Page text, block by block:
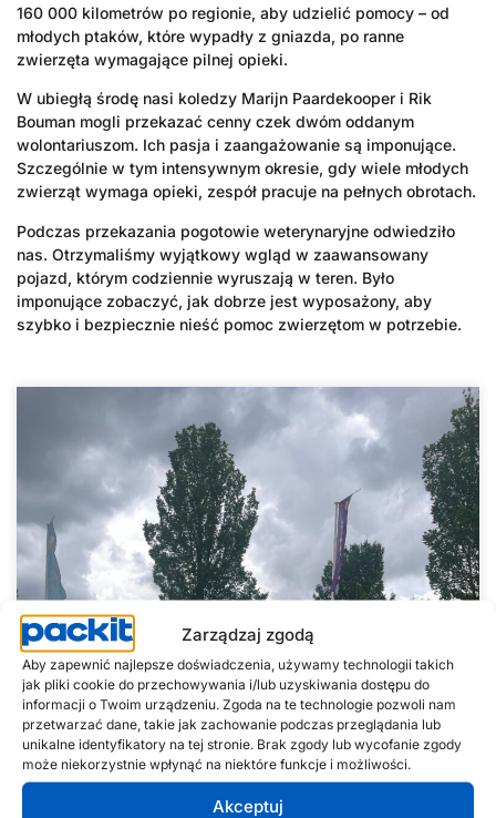
Zarządzaj zgodą
Aby zapewnić najlepsze doświadczenia, używamy technologii takich
jak pliki cookie do przechowywania i/lub uzyskiwania dostępu do
informacji o Twoim urządzeniu. Zgoda na te technologie pozwoli nam
przetwarzać dane, takie jak zachowanie podczas przeglądania lub
unikalne identyfikatory na tej stronie. Brak zgody lub wycofanie zgody
może niekorzystnie wpłynąć na niektóre funkcje i możliwości.
Akceptuj
160 000 kilometrów po regionie, aby udzielić pomocy – od
młodych ptaków, które wypadły z gniazda, po ranne
zwierzęta wymagające pilnej opieki.
W ubiegłą środę nasi koledzy Marijn Paardekooper i Rik
Bouman mogli przekazać cenny czek dwóm oddanym
wolontariuszom. Ich pasja i zaangażowanie są imponujące.
Szczególnie w tym intensywnym okresie, gdy wiele młodych
zwierząt wymaga opieki, zespół pracuje na pełnych obrotach.
Podczas przekazania pogotowie weterynaryjne odwiedziło
nas. Otrzymaliśmy wyjątkowy wgląd w zaawansowany
pojazd, którym codziennie wyruszają w teren. Było
imponujące zobaczyć, jak dobrze jest wyposażony, aby
szybko i bezpiecznie nieść pomoc zwierzętom w potrzebie.